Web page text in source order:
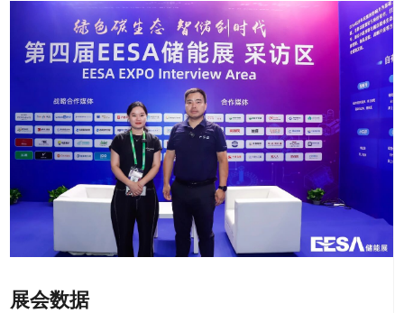
展会数据